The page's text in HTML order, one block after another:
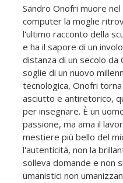
Sandro Onofri muore
computer la moglie
l'ultimo racconto della
e ha il sapore di un
distanza di un secolo da
soglie di un nuovo
tecnologica, Onofri
asciutto e antiretorico,
per insegnare. È un
passione, ma ama il
mestiere più bello del
l'autenticità, non la
solleva domande e non
umanistici non